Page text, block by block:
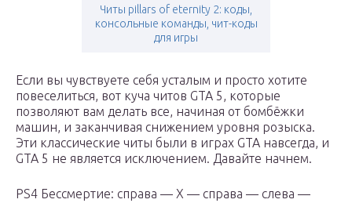
Читы pillars of eternity 2: коды,
консольные команды, чит-коды
для игры
Если вы чувствуете себя усталым и просто хотите
повеселиться, вот куча читов GTA 5, которые
позволяют вам делать все, начиная от бомбёжки
машин, и заканчивая снижением уровня розыска.
Эти классические читы были в играх GTA навсегда, и
GTA 5 не является исключением. Давайте начнем.
PS4 Бессмертие: справа — X — справа — слева —